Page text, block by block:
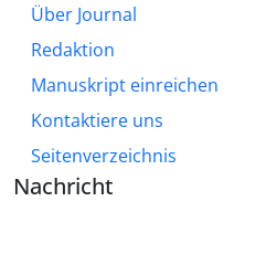
Über Journal
Redaktion
Manuskript einreichen
Kontaktiere uns
Seitenverzeichnis
Nachricht